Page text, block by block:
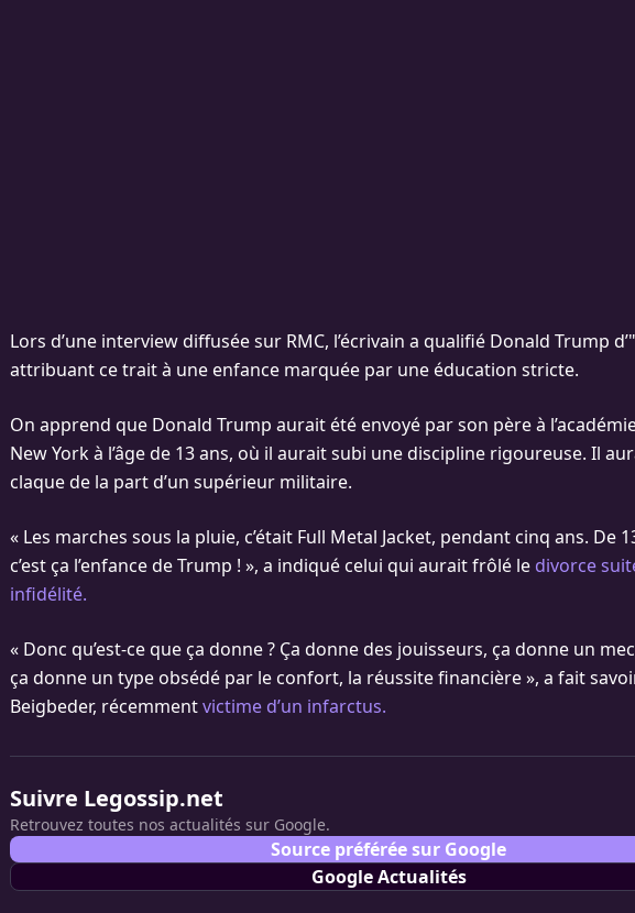
Lors d’une interview diffusée sur RMC, l’écrivain a qualifié Donald Trump
attribuant ce trait à une enfance marquée par une éducation stricte.
On apprend que Donald Trump aurait été envoyé par son père à
New York à l’âge de 13 ans, où il aurait subi une discipline rigoureuse. Il
claque de la part d’un supérieur militaire.
« Les marches sous la pluie, c’était Full Metal Jacket, pendant cinq ans. De
c’est ça l’enfance de Trump ! », a indiqué celui qui aurait frôlé le divorce
infidélité.
« Donc qu’est-ce que ça donne ? Ça donne des jouisseurs, ça donne un
ça donne un type obsédé par le confort, la réussite financière », a fait
Beigbeder, récemmentvictime d’un infarctus.
Suivre Legossip.net
Retrouvez toutes nos actualités sur Google.
Source préférée sur Google
Google Actualités